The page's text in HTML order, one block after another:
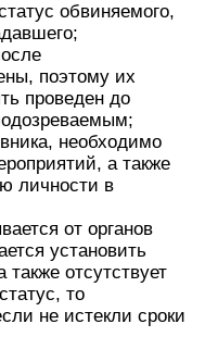
обвиняемого,
поэтому их
проведен до
необходимо
а также
личности в
от органов
установить
также отсутствует
то
не истекли сроки